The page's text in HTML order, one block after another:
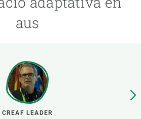
aus
CREAF LEADER